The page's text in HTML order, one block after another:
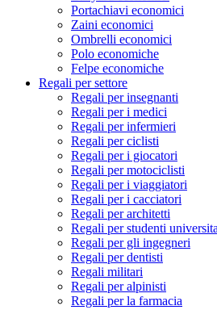
Portachiavi economici
Zaini economici
Ombrelli economici
Polo economiche
Felpe economiche
Regali per settore
Regali per insegnanti
Regali per i medici
Regali per infermieri
Regali per ciclisti
Regali per i giocatori
Regali per motociclisti
Regali per i viaggiatori
Regali per i cacciatori
Regali per architetti
Regali per studenti
Regali per gli ingegneri
Regali per dentisti
Regali militari
Regali per alpinisti
Regali per la farmacia